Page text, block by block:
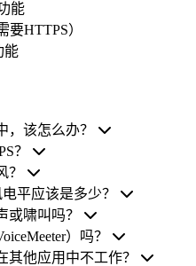
能
要HTTPS）
能
该怎么办？
？
平应该是多少？
啸叫吗？
）吗？
他应用中不工作？